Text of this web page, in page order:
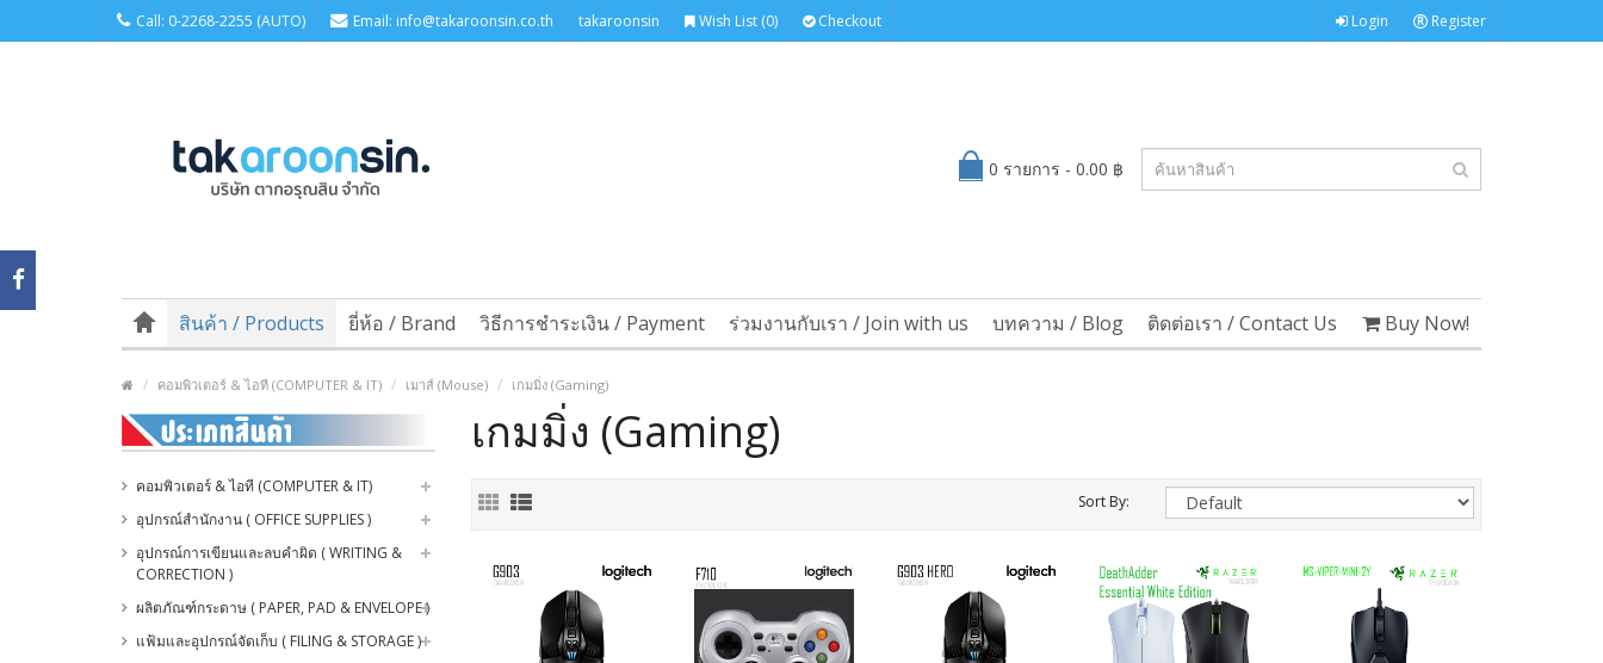
Call: 0-2268-2255 (AUTO) Email: info@takaroonsin.co.th takaroonsin Wish List (0) Checkout Login Register
0 รายการ - 0.00 ฿
สินค้า / Products ยี่ห้อ / Brand วิธีการชำระเงิน / Payment ร่วมงานกับเรา / Join with us บทความ / Blog ติดต่อเรา / Contact Us Buy Now!
คอมพิวเตอร์ & ไอที (COMPUTER & IT) เมาส์ (Mouse) เกมมิ่ง (Gaming)
คอมพิวเตอร์ & ไอที (COMPUTER & IT)
อุปกรณ์สำนักงาน ( OFFICE SUPPLIES )
อุปกรณ์การเขียนและลบคำผิด ( WRITING &
CORRECTION )
ผลิตภัณฑ์กระดาษ ( PAPER, PAD & ENVELOPE )
แฟ้มและอุปกรณ์จัดเก็บ ( FILING & STORAGE )
เกมมิ่ง (Gaming)
Sort By: